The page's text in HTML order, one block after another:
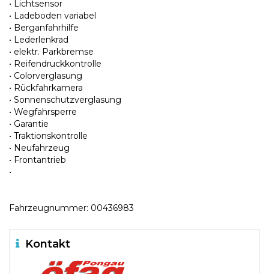
• Lichtsensor
• Ladeboden variabel
• Berganfahrhilfe
• Lederlenkrad
• elektr. Parkbremse
• Reifendruckkontrolle
• Colorverglasung
• Rückfahrkamera
• Sonnenschutzverglasung
• Wegfahrsperre
• Garantie
• Traktionskontrolle
• Neufahrzeug
• Frontantrieb
•
Fahrzeugnummer: 00436983
Kontakt